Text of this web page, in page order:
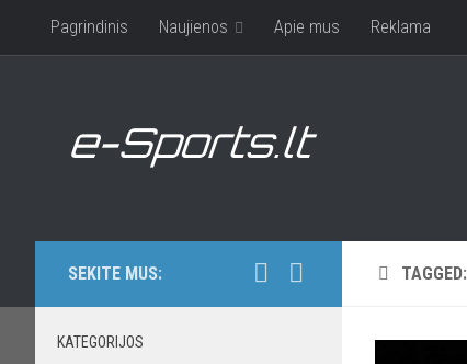
Pagrindinis Naujienos Apie mus Reklama
TAGGED:
SEKITE MUS:
KATEGORIJOS